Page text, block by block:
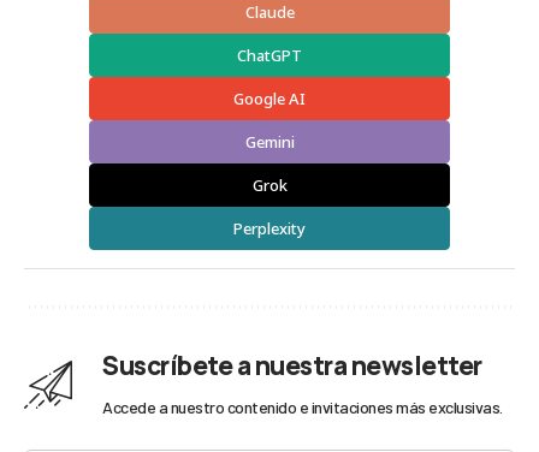
Claude
ChatGPT
Google AI
Gemini
Grok
Perplexity
Suscríbete a nuestra newsletter
Accede a nuestro contenido e invitaciones más exclusivas.